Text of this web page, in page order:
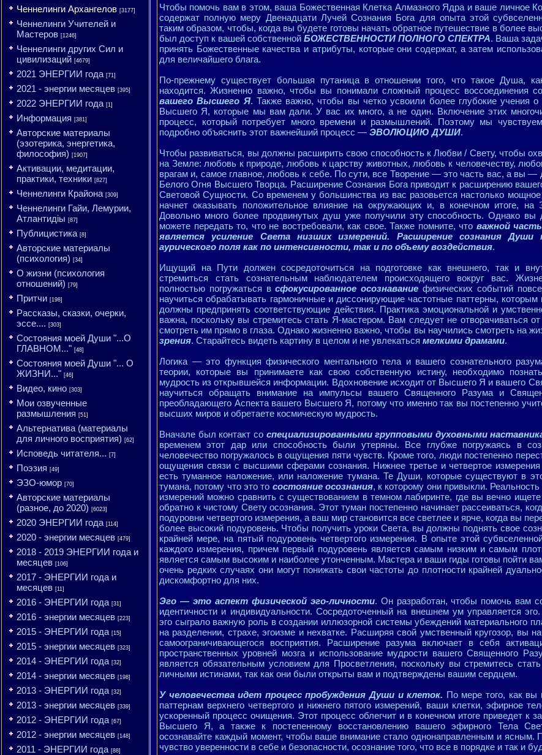
Ченнелинги Архангелов [3177]
Ченнелинги Учителей и
Мастеров [1246]
Ченнелинги других Сил и
цивилизаций [4679]
2021 ЭНЕРГИИ года [71]
2021 - энергии месяцев [395]
2022 ЭНЕРГИИ года [1]
Информация [381]
Авторские материалы
(эзотерика, энергетика,
философия) [1907]
Активации, медитации,
практики, техники [827]
Ченнелинги Крайона [309]
Ченнелинги Гайи, Лемурии,
Атлантидіы [87]
Публицистика [8]
Авторские материалы
(психология) [34]
О жизни (психология
отношений) [79]
Притчи [198]
Рассказы, сказки, очерки,
эссе.... [303]
Состояния моей Души "...О
ГЛАВНОМ..." [48]
Состояния моей Души "... О
ЖИЗНИ..." [46]
Видео, кино [303]
Мои озвученные
размышления [51]
Альтернатива (материалы
для личного восприятия) [62]
Исповедь читателя... [7]
Поэзия [49]
ЭЗО-юмор [70]
Авторские материалы
(разное, до 2020) [6023]
2020 ЭНЕРГИИ года [114]
2020 - энергии месяцев [479]
2018 - 2019 ЭНЕРГИИ года и
месяцев [106]
2017 - ЭНЕРГИИ года и
месяцев [11]
2016 - ЭНЕРГИИ года [31]
2016 - энергии месяцев [223]
2015 - ЭНЕРГИИ года [15]
2015 - энергии месяцев [323]
2014 - ЭНЕРГИИ года [32]
2014 - энергии месяцев [198]
2013 - ЭНЕРГИИ года [32]
2013 - энергии месяцев [339]
2012 - ЭНЕРГИИ года [67]
2012 - энергии месяцев [148]
2011 - ЭНЕРГИИ года [88]
Чтобы помочь вам в этом, ваша Божественная Клетка Алмазного Ядра и ваше личное
содержат полную меру Двенадцати Лучей Сознания Бога для опыта этой
таким образом, чтобы, когда вы будете готовы начать обратное путешествие в более
был доступ к вашей собственной БОЖЕСТВЕННОСТИ ПОЛНОГО СПЕКТРА. Ваша
принять Божественные качества и атрибуты, которые они содержат, а затем
для величайшего блага.
По-прежнему существует большая путаница в отношении того, что такое Душа,
находится. Жизненно важно, чтобы вы понимали сложный процесс воссоединения
вашего Высшего Я. Также важно, чтобы вы четко усвоили более глубокие учения
Высшего Я, которые мы вам дали. У вас их много, а не один. Включение этих
процесс, который потребует много времени и размышлений. Поэтому мы
подробно объяснить этот важнейший процесс — ЭВОЛЮЦИЮ ДУШИ.
Чтобы развиваться, вы должны расширить свою способность к Любви / Свету, чтобы
на Земле: любовь к природе, любовь к царству животных, любовь к человечеству,
врагам и, самое главное, любовь к себе. По сути, все Творение — это часть вас, а вы
Белого Огня Высшего Творца. Расширение Сознания Бога приводит к расширению
Световой Сущности. Со временем у большинства из вас разовьется настолько
начнет оказывать положительное влияние на окружающих и, в конечном итоге, на
Довольно много более продвинутых душ уже получили эту способность. Однако
можете передать то, что не востребовали, как свое. Также помните, что важной
является усиление Света низших измерений. Расширение сознания
аурического поля как по интенсивности, так и по объему воздействия.
Ищущий на Пути должен сосредоточиться на подготовке как внешнего, так и
стремиться стать сознательным наблюдателем происходящего вокруг вас.
полностью погружаться всфокусированное осознавание физических событий
научиться обрабатывать гармоничные и диссонирующие частотные паттерны,
должны предпринять соответствующие действия. Практика эмоциональной и
важна, поскольку вы стремитесь стать Я-мастером. Вам следует не отворачиваться
смотреть им прямо в глаза. Однако жизненно важно, чтобы вы научились смотреть на
зрения. Старайтесь видеть картину в целом и не увлекаться мелкими драмами.
Логика — это функция физического ментального тела и вашего сознательного
теории, которые вы принимаете как свою собственную истину, необходимо
мудрость из открывшейся информации. Вдохновение исходит от Высшего Я и вашего
научиться обращать внимание на импульсы вашего Священного Разума и
преобладающего Аспекта вашего Высшего Я, потому что именно так вы постепенно
высших миров и обретаете космическую мудрость.
Вначале был контакт со специализированными групповыми духовными
временем этот дар или способность были утеряны. Все глубже погружаясь в
человечество погружалось в ощущения пяти чувств. Кроме того, люди постепенно
ощущения связи с высшими сферами сознания. Нижнее третье и четвертое
есть туманное наложение, или наложение тумана. Те Души, которые существуют в
тумана, потому что это то состояние осознания, к которому они привыкли. Реальность
измерений можно сравнить с существованием в темном лабиринте, где вы вечно
обратно к чистому Свету осознания. Этот туман постепенно начинает рассеиваться,
подуровни четвертого измерения, а ваш мир становится все светлее и ярче, когда вы
более высокий подуровень. Чтобы получить уроки Света, вы должны поднять свое
крайней мере, на пятый подуровень четвертого измерения. В опыте этой
каждого измерения, причем первый подуровень является самым низким и самым
является самым высоким и наиболее утонченным. Мастера и ваши гиды готовы пойти
очень редких случаях они могут понижать свои частоты до плотности крайней
дискомфортно для них.
Эго — это аспект физической эго-личности. Он разработан, чтобы помочь вам
идентичности и индивидуальности. Сосредоточенный на внешнем ум управляется
эго сыграло важную роль в создании иллюзорной системы убеждений материального
на разделении, страхе, эгоизме и нехватке. Расширяя свой умственный кругозор, вы
самоограничивающегося восприятия. Расширение разума включает в себя
пространственных уровней мозга и использование мудрости вашего Священного
является обязательным условием для Просветления, поскольку вы стремитесь
личными истинами, так как они были открыты вам и подтверждены вашим сердцем.
У человечества идет процесс пробуждения Души и клеток. По мере того, как вы
паттернам верхнего четвертого и нижнего пятого измерений, ваши клетки, эфирное
ускоренный процесс очищения. Этот процесс облегчит и в конечном итоге приведет к
Высшего Я, а также к постепенному восстановлению вашего эфирного Тела
осознавайте каждый момент, чтобы ваше внимание стало однонаправленным и ясным.
чувство уверенности в себе и безопасности, осознание того, что все в порядке и так и